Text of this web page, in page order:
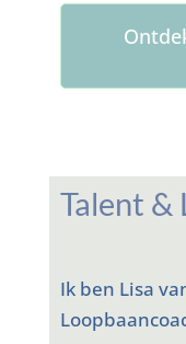
Talent &
Ik ben Lisa